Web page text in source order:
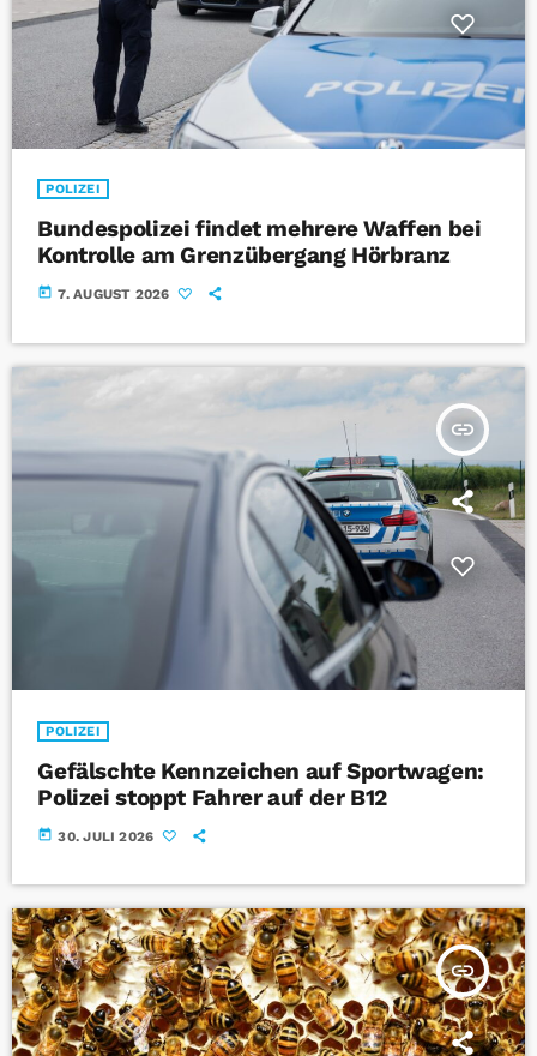
POLIZEI
Bundespolizei findet mehrere Waffen bei
Kontrolle am Grenzübergang Hörbranz
today 7. AUGUST 2026
insert_link
POLIZEI
Gefälschte Kennzeichen auf Sportwagen:
Polizei stoppt Fahrer auf der B12
today 30. JULI 2026
insert_link